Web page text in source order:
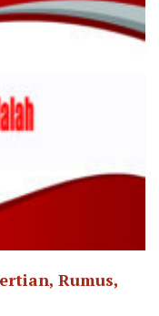
Rumus,